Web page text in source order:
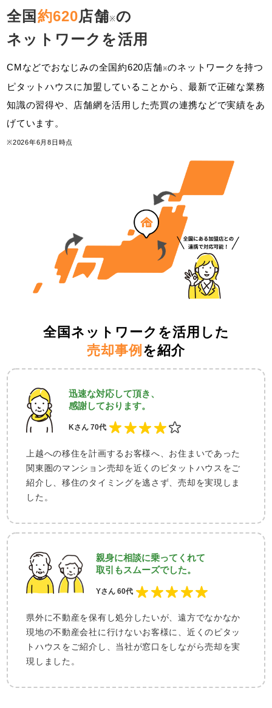
全国 約620店舗※の
ネットワークを活用
CMなどでおなじみの全国約620店舗※のネットワークを持つ
ピタットハウスに加盟していることから、最新で正確な業務
知識の習得や、店舗網を活用した売買の連携などで実績をあ
げています。
※2026年6月8日時点
全国ネットワークを活用した
売却事例 を紹介
迅速な対応して頂き、
感謝しております。
Kさん 70代
上越への移住を計画するお客様へ、お住まいであった
関東圏のマンション売却を近くのピタットハウスをご
紹介し、移住のタイミングを逃さず、売却を実現しま
した。
親身に相談に乗ってくれて
取引もスムーズでした。
Yさん 60代
県外に不動産を保有し処分したいが、遠方でなかなか
現地の不動産会社に行けないお客様に、近くのピタッ
トハウスをご紹介し、当社が窓口をしながら売却を実
現しました。